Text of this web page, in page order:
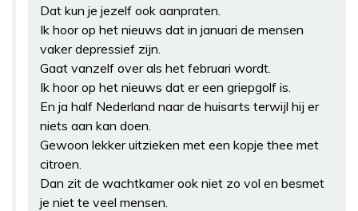
Dat kun je jezelf ook aanpraten.
Ik hoor op het nieuws dat in januari de mensen
vaker depressief zijn.
Gaat vanzelf over als het februari wordt.
Ik hoor op het nieuws dat er een griepgolf is.
En ja half Nederland naar de huisarts terwijl hij er
niets aan kan doen.
Gewoon lekker uitzieken met een kopje thee met
citroen.
Dan zit de wachtkamer ook niet zo vol en besmet
je niet te veel mensen.